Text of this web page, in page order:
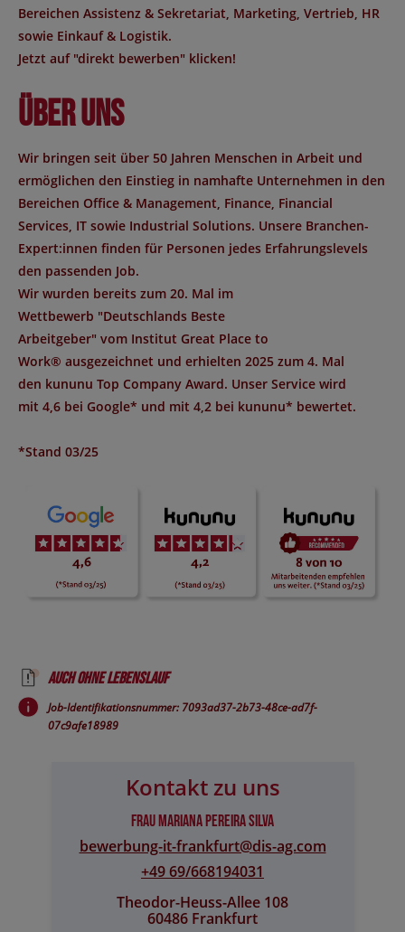
Bereichen Assistenz & Sekretariat, Marketing, Vertrieb, HR
sowie Einkauf & Logistik.
Jetzt auf "direkt bewerben" klicken!
Über uns
Wir bringen seit über 50 Jahren Menschen in Arbeit und
ermöglichen den Einstieg in namhafte Unternehmen in den
Bereichen Office & Management, Finance, Financial
Services, IT sowie Industrial Solutions. Unsere Branchen-
Expert:innen finden für Personen jedes Erfahrungslevels
den passenden Job.
Wir wurden bereits zum 20. Mal im
Wettbewerb "Deutschlands Beste
Arbeitgeber" vom Institut Great Place to
Work® ausgezeichnet und erhielten 2025 zum 4. Mal
den kununu Top Company Award. Unser Service wird
mit 4,6 bei Google* und mit 4,2 bei kununu* bewertet.
*Stand 03/25
Auch ohne Lebenslauf
Job-Identifikationsnummer: 7093ad37-2b73-48ce-ad7f-
07c9afe18989
Kontakt zu uns
Frau Mariana Pereira Silva
bewerbung-it-frankfurt@​dis-ag.com
+49 69/668194031
Theodor-Heuss-Allee 108
60486 Frankfurt